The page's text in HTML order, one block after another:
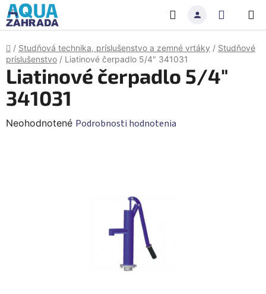
Prejsť
na
obsah
Hľadať
KOŠÍK
Domov
/ Studňová technika, príslušenstvo a zemné vrtáky / Studňové
príslušenstvo / Liatinové čerpadlo 5/4" 341031
Liatinové čerpadlo 5/4"
341031
Priemerné
Neohodnotené Podrobnosti hodnotenia